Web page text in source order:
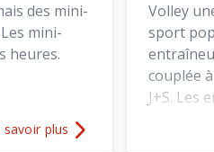
des mini-
mini-
heures.
d'informations sur
savoir plus
Volley
sport
couplée
J+S. Les